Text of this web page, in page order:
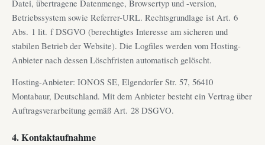
Datei, übertragene Datenmenge, Browsertyp und -version,
Betriebssystem sowie Referrer-URL. Rechtsgrundlage ist Art. 6
Abs. 1 lit. f DSGVO (berechtigtes Interesse am sicheren und
stabilen Betrieb der Website). Die Logfiles werden vom Hosting-
Anbieter nach dessen Löschfristen automatisch gelöscht.
Hosting-Anbieter: IONOS SE, Elgendorfer Str. 57, 56410
Montabaur, Deutschland. Mit dem Anbieter besteht ein Vertrag über
Auftragsverarbeitung gemäß Art. 28 DSGVO.
4. Kontaktaufnahme